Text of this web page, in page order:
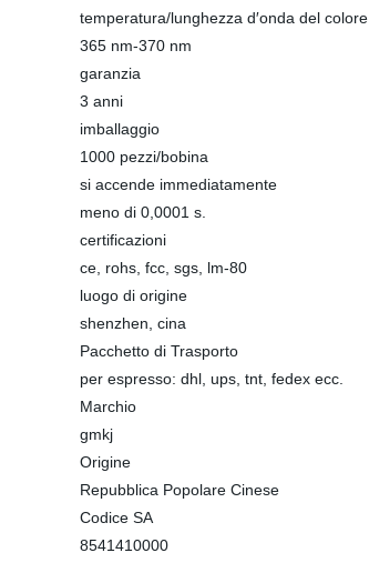
temperatura/lunghezza d′onda del colore
365 nm-370 nm
garanzia
3 anni
imballaggio
1000 pezzi/bobina
si accende immediatamente
meno di 0,0001 s.
certificazioni
ce, rohs, fcc, sgs, lm-80
luogo di origine
shenzhen, cina
Pacchetto di Trasporto
per espresso: dhl, ups, tnt, fedex ecc.
Marchio
gmkj
Origine
Repubblica Popolare Cinese
Codice SA
8541410000